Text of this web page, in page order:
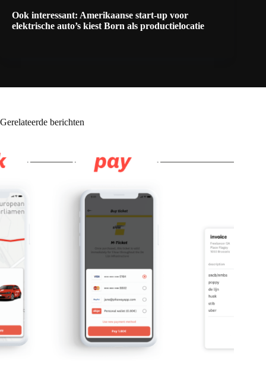
Ook interessant: Amerikaanse start-up voor
elektrische auto’s kiest Born als productielocatie
Gerelateerde berichten